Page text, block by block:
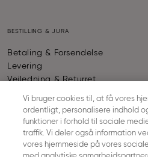
BESTILLING & JURA
Betaling & Forsendelse
Levering
Vejledning & Returret
Almindelige forretningsbetingelser
Fortrolighedspolitik
Kolofon
Cookie - indstillinger
Vi bruger cookies til, at få vores
ordentligt, personalisere indhold
funktioner i forhold til sociale
traffik. Vi deler også information
vores hjemmeside på vores